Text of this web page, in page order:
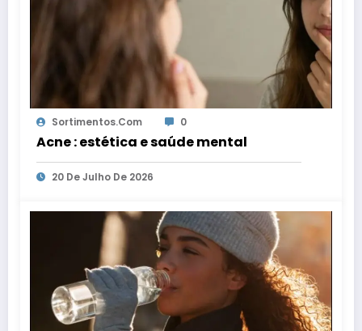
Sortimentos.com 0
Acne : estética e saúde mental
20 De Julho De 2026